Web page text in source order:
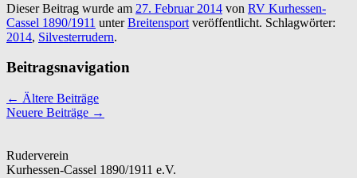
Dieser Beitrag wurde am 27. Februar 2014 von RV Kurhessen-
Cassel 1890/1911 unterBreitensport veröffentlicht. Schlagwörter:
2014, Silvesterrudern.
Beitragsnavigation
← Ältere Beiträge
Neuere Beiträge →
Ruderverein
Kurhessen-Cassel 1890/1911 e.V.